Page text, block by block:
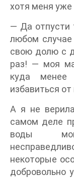
хотя меня
— Да отпусти
любом
свою долю с
раз! — моя
куда
избавиться
А я не
самом деле
воды
некоторые
добровольно